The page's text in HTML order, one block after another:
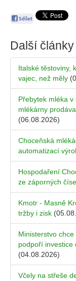
Další
Italské těstoviny,
vajec, než měly
Přebytek mléka
mlékárny
(06.08.2026)
Choceňská
automatizací
Hospodaření
ze záporných
Kmotr - Masně
tržby i zisk
Ministerstvo
podpoří investice
(04.08.2026)
Včely na střeše